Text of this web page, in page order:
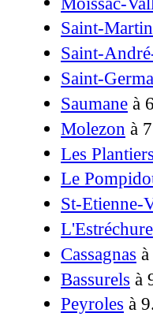
Saint-
Saint-
Saint-
Saumane à
Molezon à
Les Plantiers
Le
St-Etienne-
L'Estréchure
Cassagnas
Bassurels à
Peyroles à